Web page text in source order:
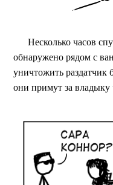
Несколько часов
обнаружено рядом с
уничтожить раздатчик
они примут за владыку